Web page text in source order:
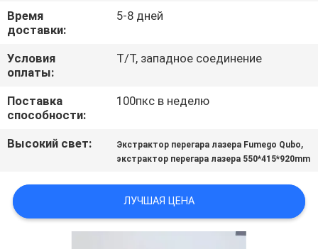
СПРОСИТЕ
ЦИТАТУ
КАРТА
САЙТА
PRIVACY
Время
доставки:
5-8 дней
Условия
оплаты:
T/T, западное соединение
Поставка
способности:
100пкс в неделю
Высокий свет: Экстрактор перегара лазера Fumego Qubo,
экстрактор перегара лазера 550*415*920mm
ЛУЧШАЯ ЦЕНА